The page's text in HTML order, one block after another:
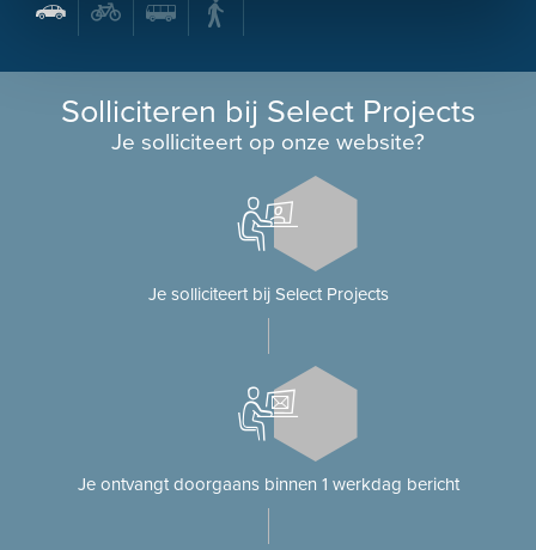
Solliciteren bij Select Projects
Je solliciteert op onze website?
Je solliciteert bij Select Projects
Je ontvangt doorgaans binnen 1 werkdag bericht